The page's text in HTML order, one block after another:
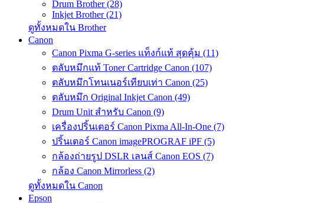
Drum Brother (28)
Inkjet Brother (21)
ดูทั้งหมดใน Brother
Canon
Canon Pixma G-series แท็งก์แท้ สุดคุ้ม (11)
ตลับหมึกแท้ Toner Cartridge Canon (107)
ตลับหมึกโทนเนอร์เทียบเท่า Canon (25)
ตลับหมึก Original Inkjet Canon (49)
Drum Unit สำหรับ Canon (9)
เครื่องปริ้นเตอร์ Canon Pixma All-In-One (7)
ปริ้นเตอร์ Canon imagePROGRAF iPF (5)
กล้องถ่ายรูป DSLR เลนส์ Canon EOS (7)
กล้อง Canon Mirrorless (2)
ดูทั้งหมดใน Canon
Epson